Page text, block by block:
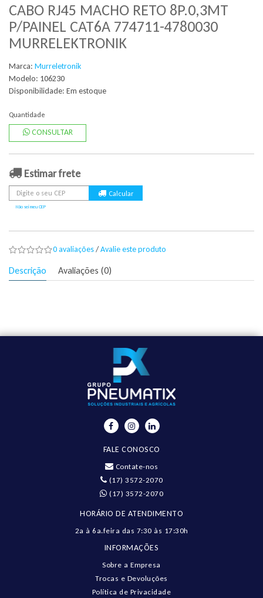
CABO RJ45 MACHO RETO 8P.0,3MT
P/PAINEL CAT6A 774711-4780030
MURRELEKTRONIK
Marca: Murreletronik
Modelo: 106230
Disponibilidade: Em estoque
Quantidade
CONSULTAR
Estimar frete
Não sei meu CEP
0 avaliações/Avalie este produto
Descrição Avaliações (0)
FALE CONOSCO
Contate-nos
(17) 3572-2070
(17) 3572-2070
HORÁRIO DE ATENDIMENTO
2a à 6a.feira das 7:30 às 17:30h
INFORMAÇÕES
Sobre a Empresa
Trocas e Devoluções
Política de Privacidade